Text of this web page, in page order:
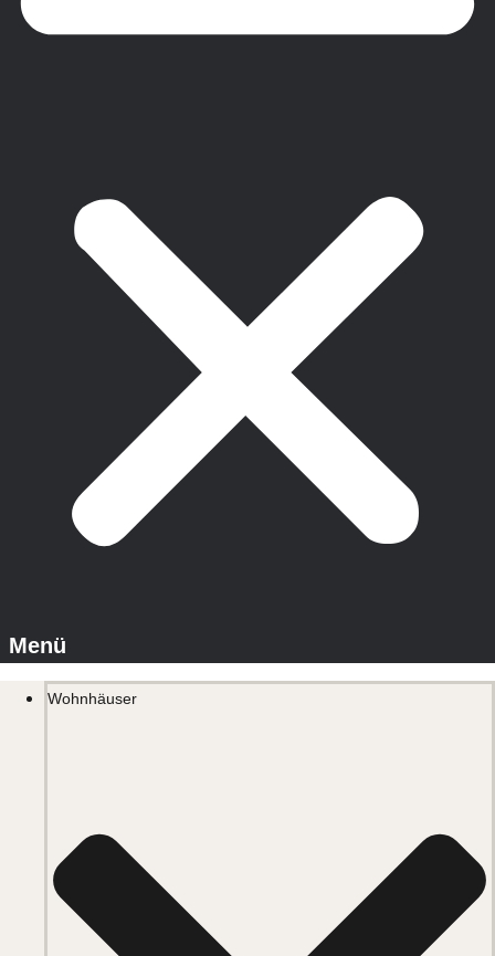
Wohnhäuser